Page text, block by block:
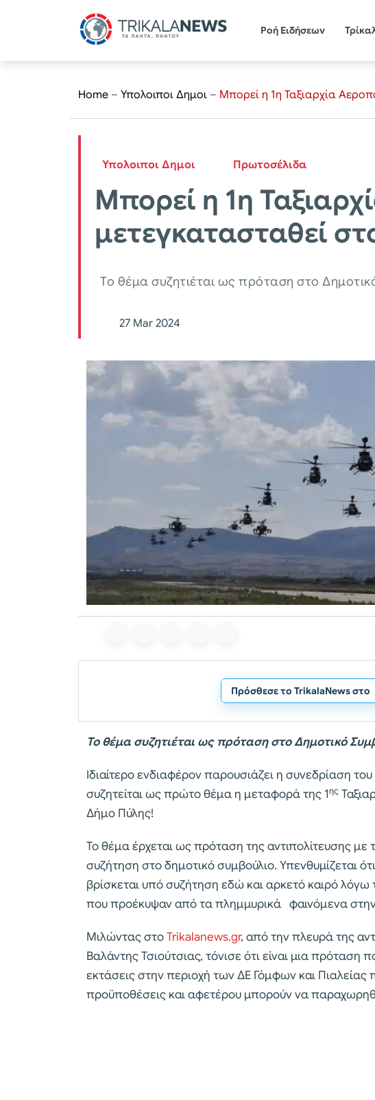
Ροή Ειδήσεων
Home – Υπολοιποι Δημοι – Μπορεί η 1η Ταξιαρχία
Υπολοιποι Δημοι Πρωτοσέλιδα
Μπορεί η 1η
μετεγκατασταθεί
Το θέμα συζητιέται ως πρόταση στο
27 Mar 2024
Πρόσθεσε το TrikalaNews στο
Το θέμα συζητιέται ως πρόταση στο Δημοτικό
Ιδιαίτερο ενδιαφέρον παρουσιάζει η συνεδρίαση
συζητείται ως πρώτο θέμα η μεταφορά της 1ης
Δήμο Πύλης!
Το θέμα έρχεται ως πρόταση της αντιπολίτευσης με
συζήτηση στο δημοτικό συμβούλιο. Υπενθυμίζεται
βρίσκεται υπό συζήτηση εδώ και αρκετό καιρό
που προέκυψαν από τα πλημμυρικά φαινόμενα
Μιλώντας στοTrikalanews.gr, από την πλευρά της
Βαλάντης Τσιούτσιας, τόνισε ότι είναι μια πρόταση
εκτάσεις στην περιοχή των ΔΕ Γόμφων και Πιαλείας
προϋποθέσεις και αφετέρου μπορούν να